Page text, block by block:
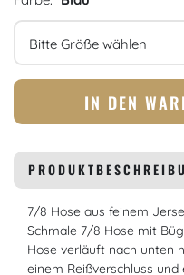
Größe
IN DEN
7/8 Hose aus feinem
Schmale 7/8 Hose mit
Hose verläuft nach unten
einem Reißverschluss